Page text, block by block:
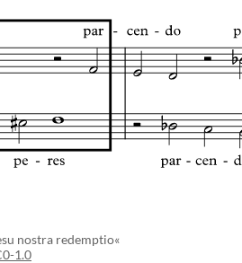
nostra redemptio«
1.0